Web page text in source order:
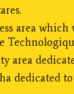
area
area
dedicated